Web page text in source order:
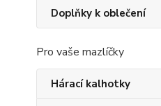
Doplňky k oblečení
Pro vaše mazlíčky
Hárací kalhotky